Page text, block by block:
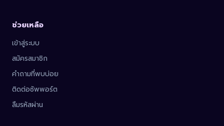
ช่วยเหลือ
เข้าสู่ระบบ
สมัครสมาชิก
คำถามที่พบบ่อย
ติดต่อซัพพอร์ต
ลืมรหัสผ่าน